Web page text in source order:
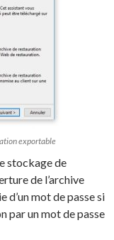
exportable
stockage de
de l’archive
mot de passe si
par un mot de passe